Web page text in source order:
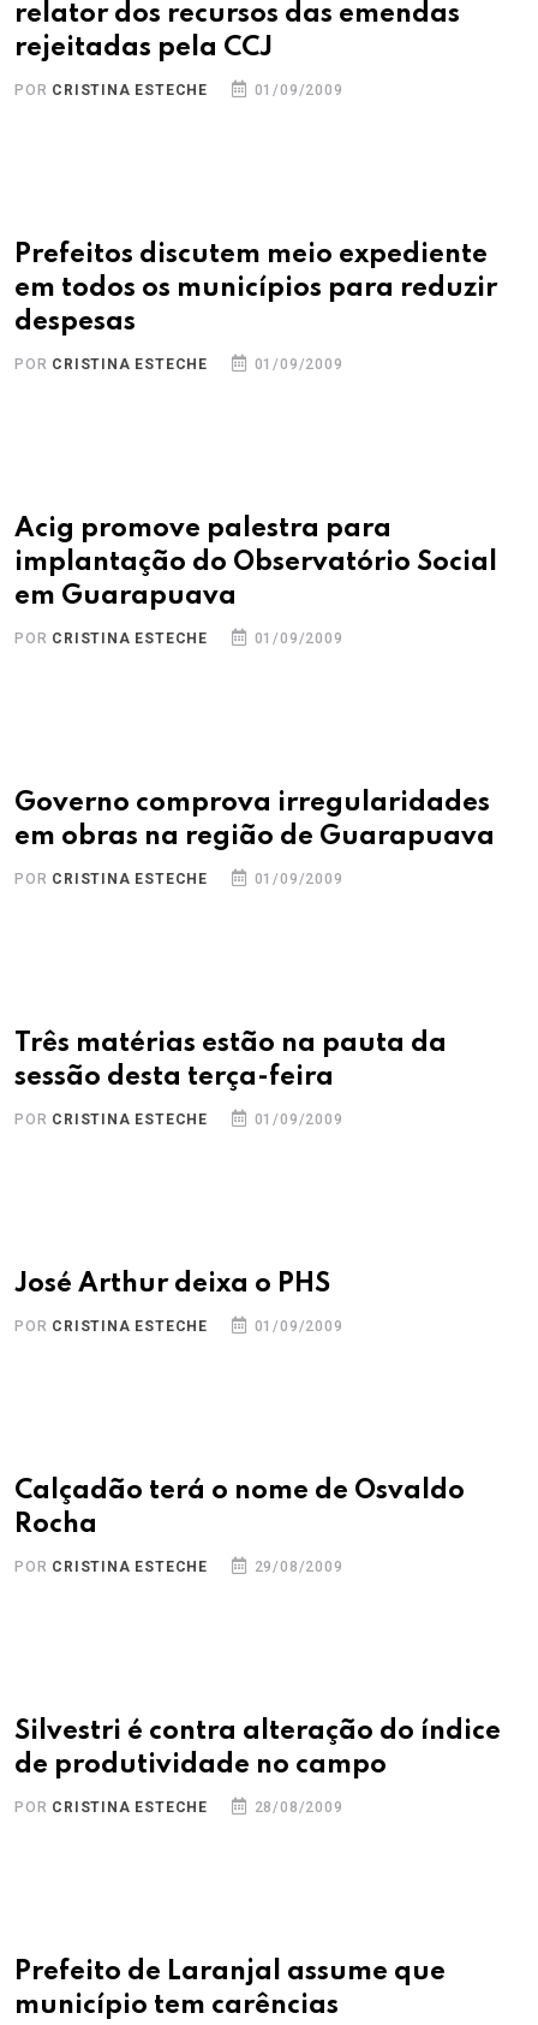
relator dos recursos das emendas
rejeitadas pela CCJ
POR CRISTINA ESTECHE 01/09/2009
Prefeitos discutem meio expediente
em todos os municípios para reduzir
despesas
POR CRISTINA ESTECHE 01/09/2009
Acig promove palestra para
implantação do Observatório Social
em Guarapuava
POR CRISTINA ESTECHE 01/09/2009
Governo comprova irregularidades
em obras na região de Guarapuava
POR CRISTINA ESTECHE 01/09/2009
Três matérias estão na pauta da
sessão desta terça-feira
POR CRISTINA ESTECHE 01/09/2009
José Arthur deixa o PHS
POR CRISTINA ESTECHE 01/09/2009
Calçadão terá o nome de Osvaldo
Rocha
POR CRISTINA ESTECHE 29/08/2009
Silvestri é contra alteração do índice
de produtividade no campo
POR CRISTINA ESTECHE 28/08/2009
Prefeito de Laranjal assume que
município tem carências